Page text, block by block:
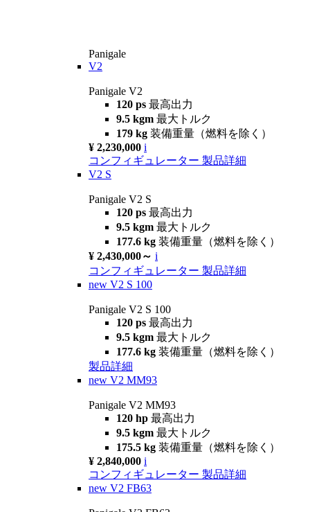
Panigale
V2
Panigale V2
120 ps 最高出力
9.5 kgm 最大トルク
179 kg 装備重量（燃料を除く）
¥ 2,230,000 i
コンフィギュレーター 製品詳細
V2 S
Panigale V2 S
120 ps 最高出力
9.5 kgm 最大トルク
177.6 kg 装備重量（燃料を除く）
¥ 2,430,000～ i
コンフィギュレーター 製品詳細
new V2 S 100
Panigale V2 S 100
120 ps 最高出力
9.5 kgm 最大トルク
177.6 kg 装備重量（燃料を除く）
製品詳細
new V2 MM93
Panigale V2 MM93
120 hp 最高出力
9.5 kgm 最大トルク
175.5 kg 装備重量（燃料を除く）
¥ 2,840,000 i
コンフィギュレーター 製品詳細
new V2 FB63